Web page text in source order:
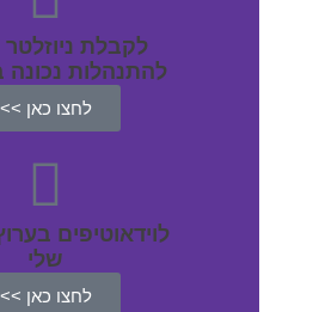
לקבלת ניוזלטר
להתנהלות
לחצו כאן >>
לוידאוטיפים
שלי
לחצו כאן >>